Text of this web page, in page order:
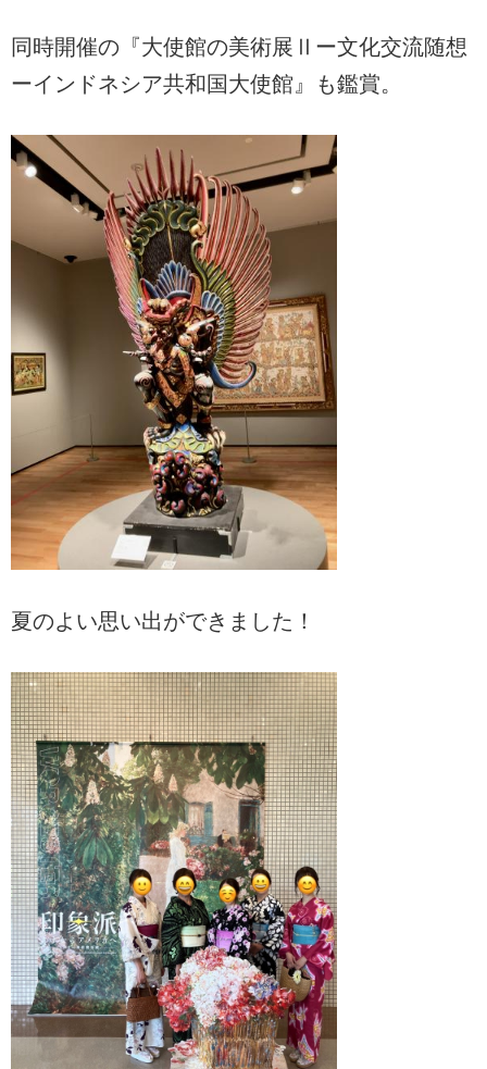
同時開催の『大使館の美術展Ⅱー文化交流随想
ーインドネシア共和国大使館』も鑑賞。
夏のよい思い出ができました！